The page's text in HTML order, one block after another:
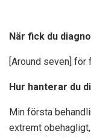
När fick du
[Around seven] för
Hur hanterar du
Min första
extremt